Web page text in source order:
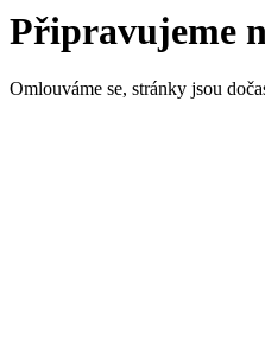
Připravujeme
Omlouváme se, stránky jsou